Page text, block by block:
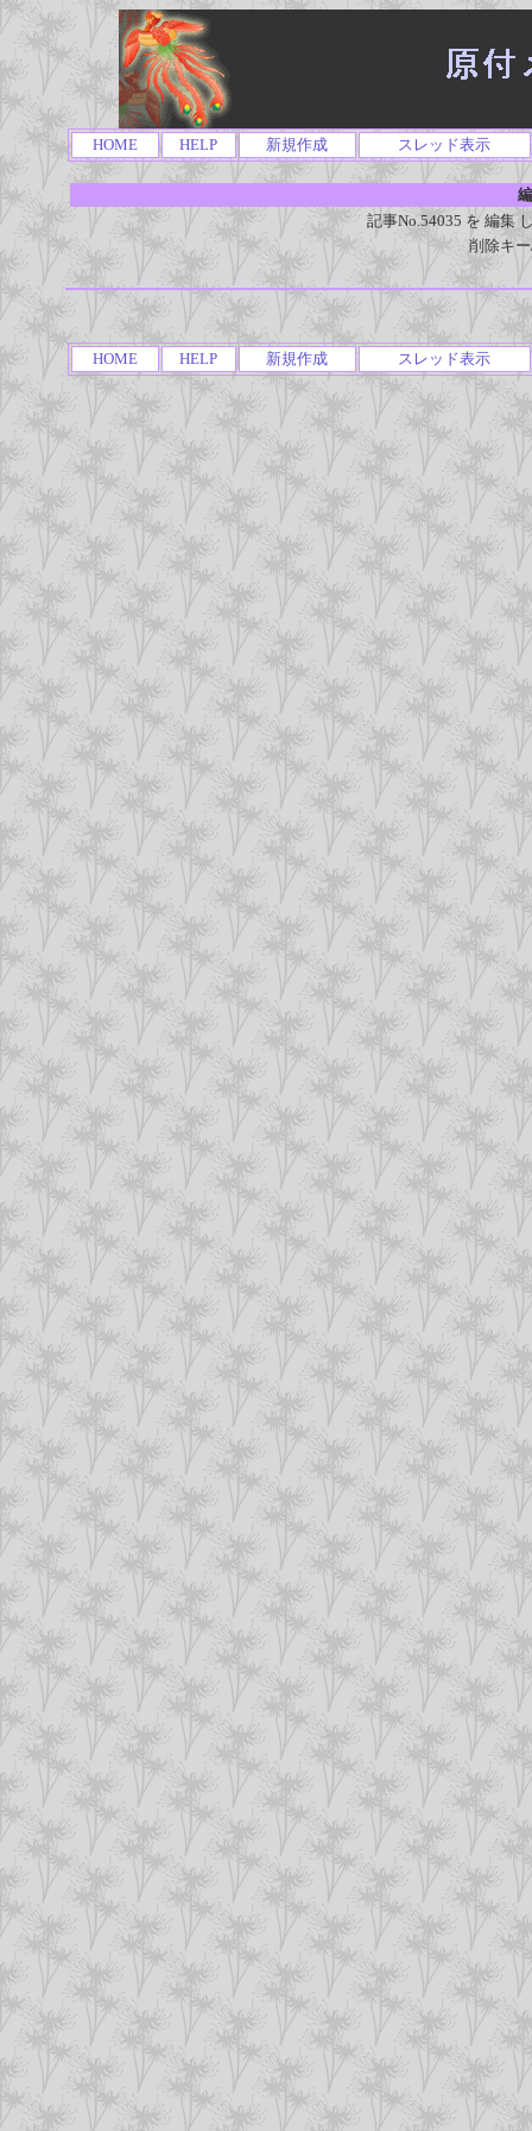
HOME HELP 新規作成 スレッド表示
記事No.54035 を 編集
削除キ
HOME HELP 新規作成 スレッド表示